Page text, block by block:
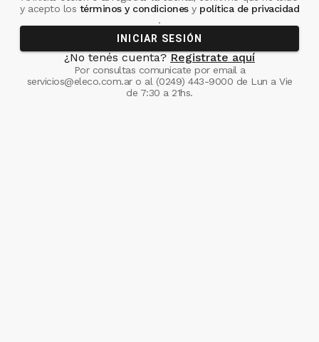
y acepto los términos y condiciones ypolítica de privacidad
.
INICIAR SESIÓN
¿No tenés cuenta? Registrate aquí
Por consultas comunicate por email a
servicios@eleco.com.aro al (0249) 443-9000 de Lun a Vie
de 7:30 a 21hs.